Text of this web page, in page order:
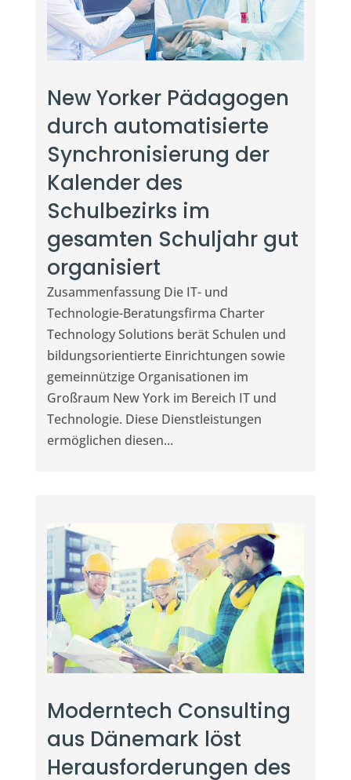
New Yorker Pädagogen
durch automatisierte
Synchronisierung der
Kalender des
Schulbezirks im
gesamten Schuljahr gut
organisiert
Zusammenfassung Die IT- und
Technologie-Beratungsfirma Charter
Technology Solutions berät Schulen und
bildungsorientierte Einrichtungen sowie
gemeinnützige Organisationen im
Großraum New York im Bereich IT und
Technologie. Diese Dienstleistungen
ermöglichen diesen...
Moderntech Consulting
aus Dänemark löst
Herausforderungen des